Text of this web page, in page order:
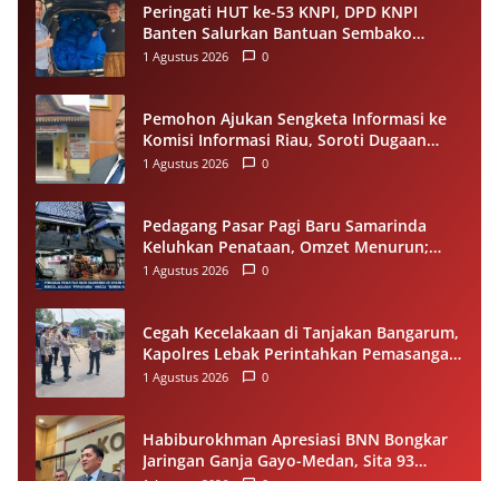
Peringati HUT ke-53 KNPI, DPD KNPI
Banten Salurkan Bantuan Sembako
Melalui Pemuda Berdampak
1 Agustus 2026 0
Pemohon Ajukan Sengketa Informasi ke
Komisi Informasi Riau, Soroti Dugaan
Tidak Ditanggapinya Permohonan ke
1 Agustus 2026 0
Pedagang Pasar Pagi Baru Samarinda
Keluhkan Penataan, Omzet Menurun;
Minta Pemkot Evaluasi Distribusi Ruko
1 Agustus 2026 0
Cegah Kecelakaan di Tanjakan Bangarum,
Kapolres Lebak Perintahkan Pemasangan
Rambu Lalu Lintas
1 Agustus 2026 0
Habiburokhman Apresiasi BNN Bongkar
Jaringan Ganja Gayo-Medan, Sita 93